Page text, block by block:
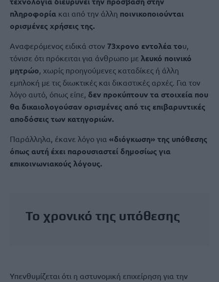
πληροφορία και από την άλλη ποινικοποιούνται
ορισμένες χρήσεις της.
Αναφερόμενος ειδικά στον 73χρονο εντολέα του,
τόνισε ότι πρόκειται για άνθρωπο με λευκό ποινικό
μητρώο, χωρίς προηγούμενες καταδίκες ή άλλη
εμπλοκή με τις διωκτικές και δικαστικές αρχές. Για τον
λόγο αυτό, όπως είπε, δεν προκύπτουν τα στοιχεία που
θα δικαιολογούσαν ορισμένες από τις επιβαρυντικές
αποδόσεις των κατηγοριών.
Παράλληλα, έκανε λόγο για «διόγκωση» της υπόθεσης
όπως αυτή έχει παρουσιαστεί δημοσίως για
επικοινωνιακούς λόγους.
Το χρονικό της υπόθεσης
Υπενθυμίζεται ότι η αστυνομική επιχείρηση για την